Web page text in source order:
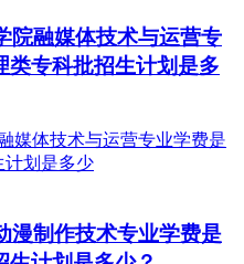
院融媒体技术与运营专
类专科批招生计划是多
漫制作技术专业学费是